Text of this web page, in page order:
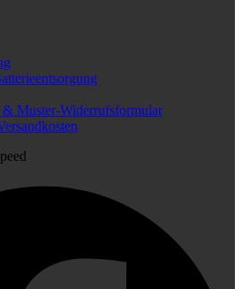
Muster-Widerrufsformular